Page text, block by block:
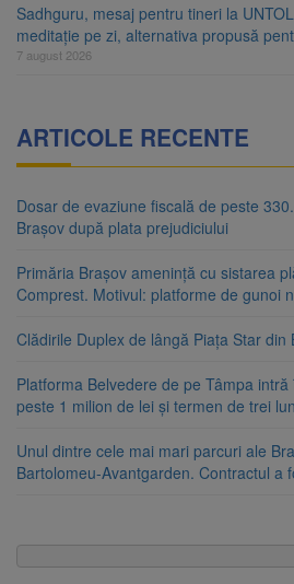
Sadhguru, mesaj pentru tineri la
meditație pe zi, alternativa propusă
7 august 2026
ARTICOLE RECENTE
Dosar de evaziune fiscală de peste
Brașov după plata prejudiciului
Primăria Brașov amenință cu sistarea
Comprest. Motivul: platforme de gunoi
Clădirile Duplex de lângă Piața Star din
Platforma Belvedere de pe Tâmpa
peste 1 milion de lei și termen de trei
Unul dintre cele mai mari parcuri ale
Bartolomeu-Avantgarden. Contractul a